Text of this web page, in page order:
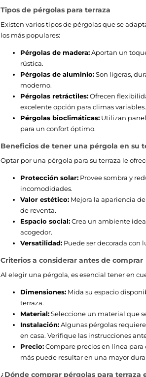
Tipos de pérgolas para terraza
Existen varios tipos de pérgolas que se
los más populares:
Pérgolas de madera:Aportan un
rústica.
Pérgolas de aluminio:Son ligeras,
moderno.
Pérgolas retráctiles:Ofrecen
excelente opción para climas variables.
Pérgolas bioclimáticas: Utilizan
para un confort óptimo.
Beneficios de tener una pérgola en su
Optar por una pérgola para su terraza le
Protección solar: Provee sombra y
incomodidades.
Valor estético: Mejora la apariencia
de reventa.
Espacio social:Crea un ambiente
acogedor.
Versatilidad: Puede ser decorada con
Criterios a considerar antes de comprar
Al elegir una pérgola, es esencial tener en
Dimensiones: Mida su espacio
terraza.
Material:Seleccione un material que
Instalación:Algunas pérgolas
en casa. Verifique las instrucciones
Precio:Compare precios en línea
más puede resultar en una mayor
¿Dónde comprar pérgolas para terraza